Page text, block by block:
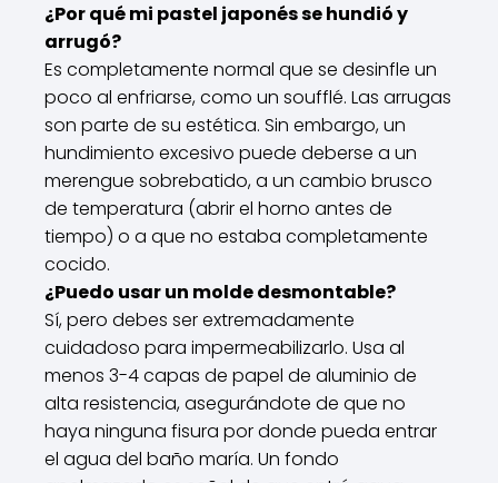
¿Por qué mi pastel japonés se hundió y
arrugó?
Es completamente normal que se desinfle un
poco al enfriarse, como un soufflé. Las arrugas
son parte de su estética. Sin embargo, un
hundimiento excesivo puede deberse a un
merengue sobrebatido, a un cambio brusco
de temperatura (abrir el horno antes de
tiempo) o a que no estaba completamente
cocido.
¿Puedo usar un molde desmontable?
Sí, pero debes ser extremadamente
cuidadoso para impermeabilizarlo. Usa al
menos 3-4 capas de papel de aluminio de
alta resistencia, asegurándote de que no
haya ninguna fisura por donde pueda entrar
el agua del baño maría. Un fondo